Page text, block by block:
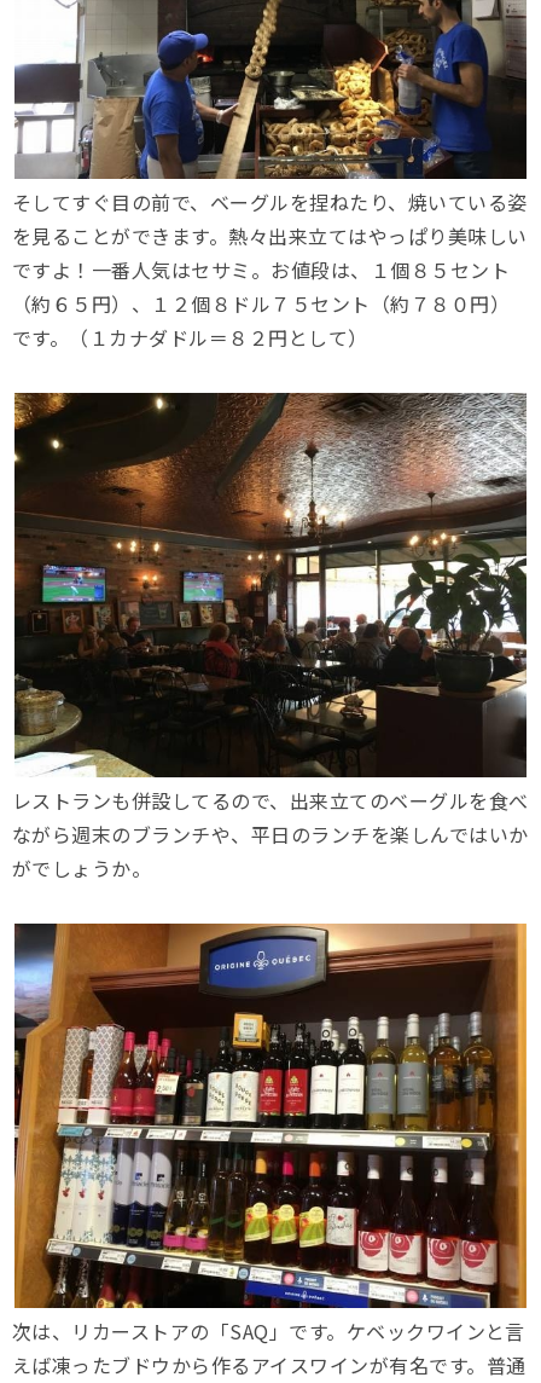
そしてすぐ目の前で、ベーグルを捏ねたり、焼いている姿
を見ることができます。熱々出来立てはやっぱり美味しい
ですよ！一番人気はセサミ。お値段は、１個８５セント
（約６５円）、１２個８ドル７５セント（約７８０円）
です。（１カナダドル＝８２円として）
レストランも併設してるので、出来立てのベーグルを食べ
ながら週末のブランチや、平日のランチを楽しんではいか
がでしょうか。
次は、リカーストアの「SAQ」です。ケベックワインと言
えば凍ったブドウから作るアイスワインが有名です。普通